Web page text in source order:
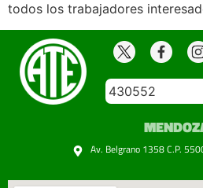
todos los trabajadores
430552
Av. Belgrano 1358 C.P.